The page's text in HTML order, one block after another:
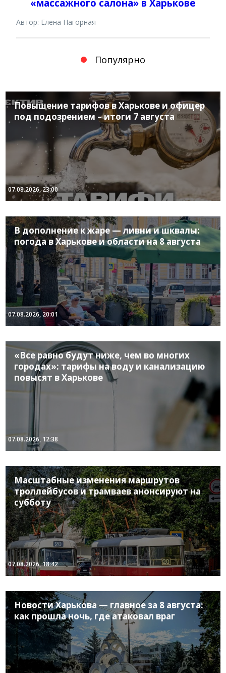
«массажного салона» в Харькове
Автор: Елена Нагорная
Популярно
Повышение тарифов в Харькове и офицер
под подозрением – итоги 7 августа
07.08.2026, 23:00
В дополнение к жаре — ливни и шквалы:
погода в Харькове и области на 8 августа
07.08.2026, 20:01
«Все равно будут ниже, чем во многих
городах»: тарифы на воду и канализацию
повысят в Харькове
07.08.2026, 12:38
Масштабные изменения маршрутов
троллейбусов и трамваев анонсируют на
субботу
07.08.2026, 18:42
Новости Харькова — главное за 8 августа:
как прошла ночь, где атаковал враг